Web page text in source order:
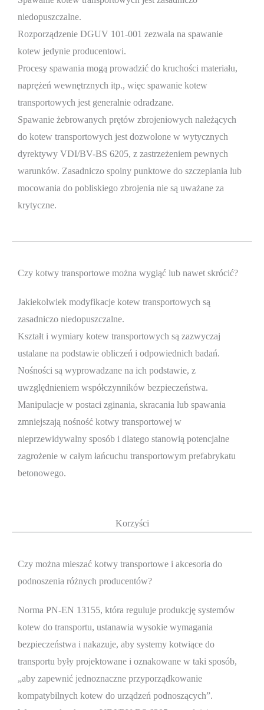
niedopuszczalne.
Rozporządzenie DGUV 101-001 zezwala na spawanie
kotew jedynie producentowi.
Procesy spawania mogą prowadzić do kruchości materiału,
naprężeń wewnętrznych itp., więc spawanie kotew
transportowych jest generalnie odradzane.
Spawanie żebrowanych prętów zbrojeniowych należących
do kotew transportowych jest dozwolone w wytycznych
dyrektywy VDI/BV-BS 6205, z zastrzeżeniem pewnych
warunków. Zasadniczo spoiny punktowe do szczepiania lub
mocowania do pobliskiego zbrojenia nie są uważane za
krytyczne.
Czy kotwy transportowe można wygiąć lub nawet skrócić?
Jakiekolwiek modyfikacje kotew transportowych są
zasadniczo niedopuszczalne.
Kształt i wymiary kotew transportowych są zazwyczaj
ustalane na podstawie obliczeń i odpowiednich badań.
Nośności są wyprowadzane na ich podstawie, z
uwzględnieniem współczynników bezpieczeństwa.
Manipulacje w postaci zginania, skracania lub spawania
zmniejszają nośność kotwy transportowej w
nieprzewidywalny sposób i dlatego stanowią potencjalne
zagrożenie w całym łańcuchu transportowym prefabrykatu
betonowego.
Korzyści
Czy można mieszać kotwy transportowe i akcesoria do
podnoszenia różnych producentów?
Norma PN-EN 13155, która reguluje produkcję systemów
kotew do transportu, ustanawia wysokie wymagania
bezpieczeństwa i nakazuje, aby systemy kotwiące do
transportu były projektowane i oznakowane w taki sposób,
„aby zapewnić jednoznaczne przyporządkowanie
kompatybilnych kotew do urządzeń podnoszących”.